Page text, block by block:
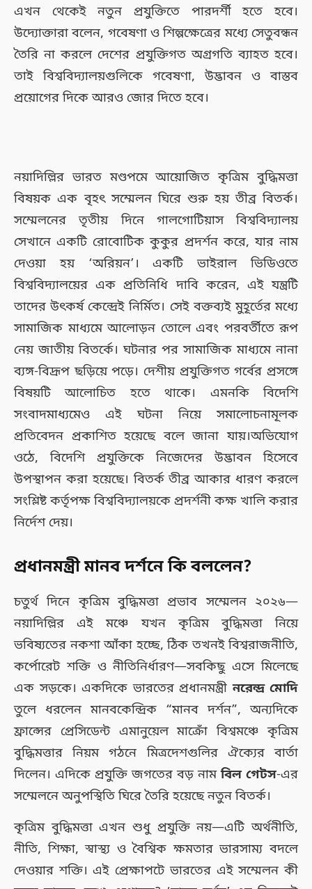
এখন থেকেই নতুন প্রযুক্তিতে পারদর্শী হতে হবে।
উদ্যোক্তারা বলেন, গবেষণা ও শিল্পক্ষেত্রের মধ্যে সেতুবন্ধন
তৈরি না করলে দেশের প্রযুক্তিগত অগ্রগতি ব্যাহত হবে।
তাই বিশ্ববিদ্যালয়গুলিকে গবেষণা, উদ্ভাবন ও বাস্তব
প্রয়োগের দিকে আরও জোর দিতে হবে।
নয়াদিল্লির ভারত মণ্ডপমে আয়োজিত কৃত্রিম বুদ্ধিমত্তা
বিষয়ক এক বৃহৎ সম্মেলন ঘিরে শুরু হয় তীব্র বিতর্ক।
সম্মেলনের তৃতীয় দিনে গালগোটিয়াস বিশ্ববিদ্যালয়
সেখানে একটি রোবোটিক কুকুর প্রদর্শন করে, যার নাম
দেওয়া হয় ‘অরিয়ন’। একটি ভাইরাল ভিডিওতে
বিশ্ববিদ্যালয়ের এক প্রতিনিধি দাবি করেন, এই যন্ত্রটি
তাদের উৎকর্ষ কেন্দ্রেই নির্মিত। সেই বক্তব্যই মুহূর্তের মধ্যে
সামাজিক মাধ্যমে আলোড়ন তোলে এবং পরবর্তীতে রূপ
নেয় জাতীয় বিতর্কে। ঘটনার পর সামাজিক মাধ্যমে নানা
ব্যঙ্গ-বিদ্রূপ ছড়িয়ে পড়ে। দেশীয় প্রযুক্তিগত গর্বের প্রসঙ্গে
বিষয়টি আলোচিত হতে থাকে। এমনকি বিদেশি
সংবাদমাধ্যমেও এই ঘটনা নিয়ে সমালোচনামূলক
প্রতিবেদন প্রকাশিত হয়েছে বলে জানা যায়।অভিযোগ
ওঠে, বিদেশি প্রযুক্তিকে নিজেদের উদ্ভাবন হিসেবে
উপস্থাপন করা হয়েছে। বিতর্ক তীব্র আকার ধারণ করলে
সংশ্লিষ্ট কর্তৃপক্ষ বিশ্ববিদ্যালয়কে প্রদর্শনী কক্ষ খালি করার
নির্দেশ দেয়।
প্রধানমন্ত্রী মানব দর্শনে কি বললেন?
চতুর্থ দিনে কৃত্রিম বুদ্ধিমত্তা প্রভাব সম্মেলন ২০২৬—
নয়াদিল্লির এই মঞ্চে যখন কৃত্রিম বুদ্ধিমত্তা নিয়ে
ভবিষ্যতের নকশা আঁকা হচ্ছে, ঠিক তখনই বিশ্বরাজনীতি,
কর্পোরেট শক্তি ও নীতিনির্ধারণ—সবকিছু এসে মিলেছে
এক সড়কে। একদিকে ভারতের প্রধানমন্ত্রীনরেন্দ্র মোদি
তুলে ধরলেন মানবকেন্দ্রিক “মানব দর্শন”, অন্যদিকে
ফ্রান্সের প্রেসিডেন্ট এমানুয়েল মাক্রোঁ বিশ্বমঞ্চে কৃত্রিম
বুদ্ধিমত্তার নিয়ম গঠনে মিত্রদেশগুলির ঐক্যের বার্তা
দিলেন। এদিকে প্রযুক্তি জগতের বড় নামবিল গেটস-এর
সম্মেলনে অনুপস্থিতি ঘিরে তৈরি হয়েছে নতুন বিতর্ক।
কৃত্রিম বুদ্ধিমত্তা এখন শুধু প্রযুক্তি নয়—এটি অর্থনীতি,
নীতি, শিক্ষা, স্বাস্থ্য ও বৈশ্বিক ক্ষমতার ভারসাম্য বদলে
দেওয়ার শক্তি। এই প্রেক্ষাপটে ভারতের এই সম্মেলন কী